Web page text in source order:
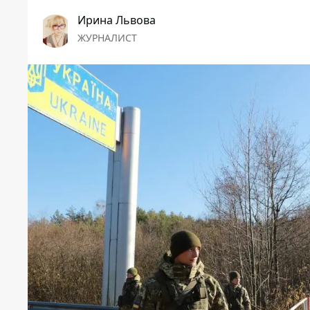
Ирина Львова
ЖУРНАЛИСТ